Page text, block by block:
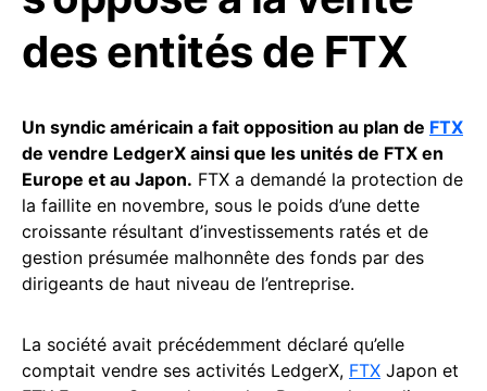
des entités de FTX
​​Un syndic américain a fait opposition au plan de FTX
de vendre LedgerX ainsi que les unités de FTX en
Europe et au Japon. FTX a demandé la protection de
la faillite en novembre, sous le poids d’une dette
croissante résultant d’investissements ratés et de
gestion présumée malhonnête des fonds par des
dirigeants de haut niveau de l’entreprise.
La société avait précédemment déclaré qu’elle
comptait vendre ses activités LedgerX, FTX Japon et